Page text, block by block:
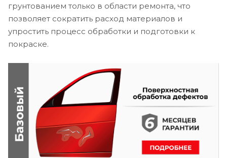
грунтованием только в области ремонта, что
позволяет сократить расход материалов и
упростить процесс обработки и подготовки к
покраске.